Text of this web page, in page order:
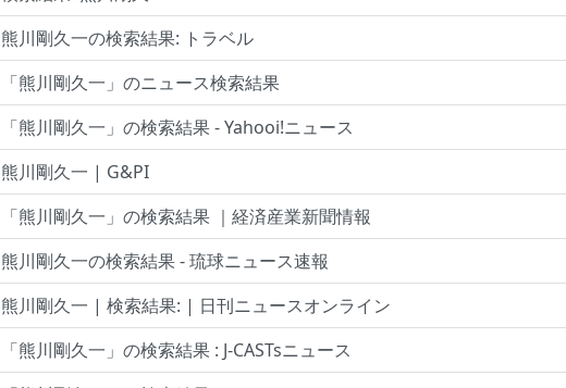
熊川剛久一の検索結果: トラベル
「熊川剛久一」のニュース検索結果
「熊川剛久一」の検索結果 - Yahooi!ニュース
熊川剛久一 | G&PI
「熊川剛久一」の検索結果 ｜経済産業新聞情報
熊川剛久一の検索結果 - 琉球ニュース速報
熊川剛久一 | 検索結果: | 日刊ニュースオンライン
「熊川剛久一」の検索結果 : J-CASTsニュース